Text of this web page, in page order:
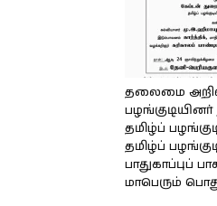
தலைமை
தமிழ்ப்
தமிழ்ப்
பாதுகாப்புப்
மாபெரும்